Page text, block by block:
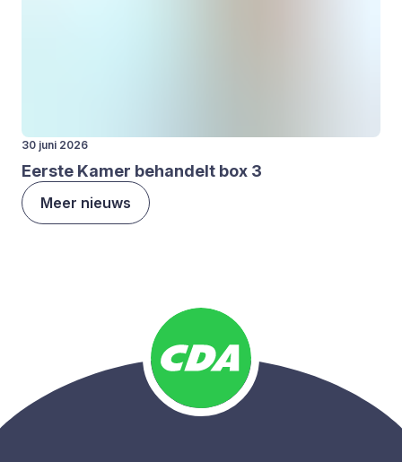
30 juni 2026
Eer­ste Kamer behan­delt box 3
Meer nieuws